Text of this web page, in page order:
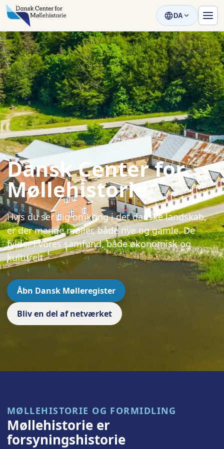
DA
Dansk Center for
Møllehistorie
Hvis du ser dig omkring i det danske landskab,
er der mange møller, både nye og gamle. De
fylder i vores samfund, både økonomisk og
kulturelt.
Åbn Dansk Mølleregister
Bliv en del af netværket
MØLLEHISTORIE OG FORMIDLING
Møllehistorie er
forsyningshistorie